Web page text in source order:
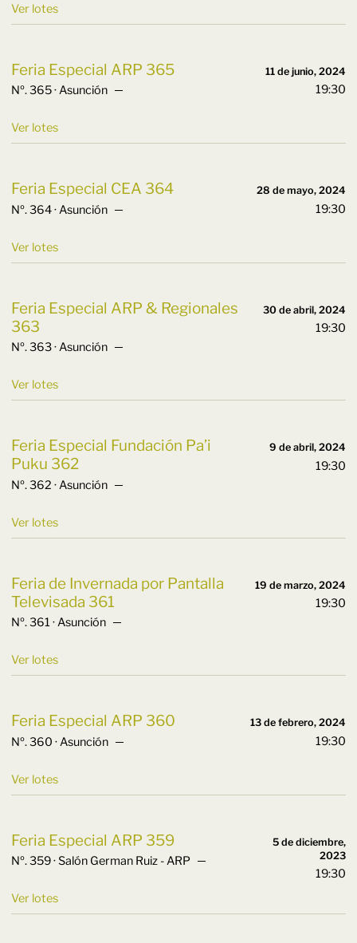
Ver lotes
Feria Especial ARP 365
Nº. 365 · Asunción ─
Ver lotes
11 de junio, 2024
19:30
Feria Especial CEA 364
Nº. 364 · Asunción ─
Ver lotes
28 de mayo, 2024
19:30
Feria Especial ARP & Regionales
363
Nº. 363 · Asunción ─
Ver lotes
30 de abril, 2024
19:30
Feria Especial Fundación Pa’i
Puku 362
Nº. 362 · Asunción ─
Ver lotes
9 de abril, 2024
19:30
Feria de Invernada por Pantalla
Televisada 361
Nº. 361 · Asunción ─
Ver lotes
19 de marzo, 2024
19:30
Feria Especial ARP 360
Nº. 360 · Asunción ─
Ver lotes
13 de febrero, 2024
19:30
Feria Especial ARP 359
Nº. 359 · Salón German Ruiz - ARP ─
Ver lotes
5 de diciembre,
2023
19:30